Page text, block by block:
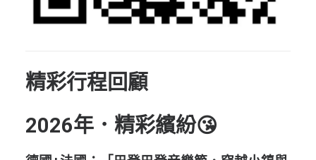
精彩行程回顧
2026年．精彩繽紛😘